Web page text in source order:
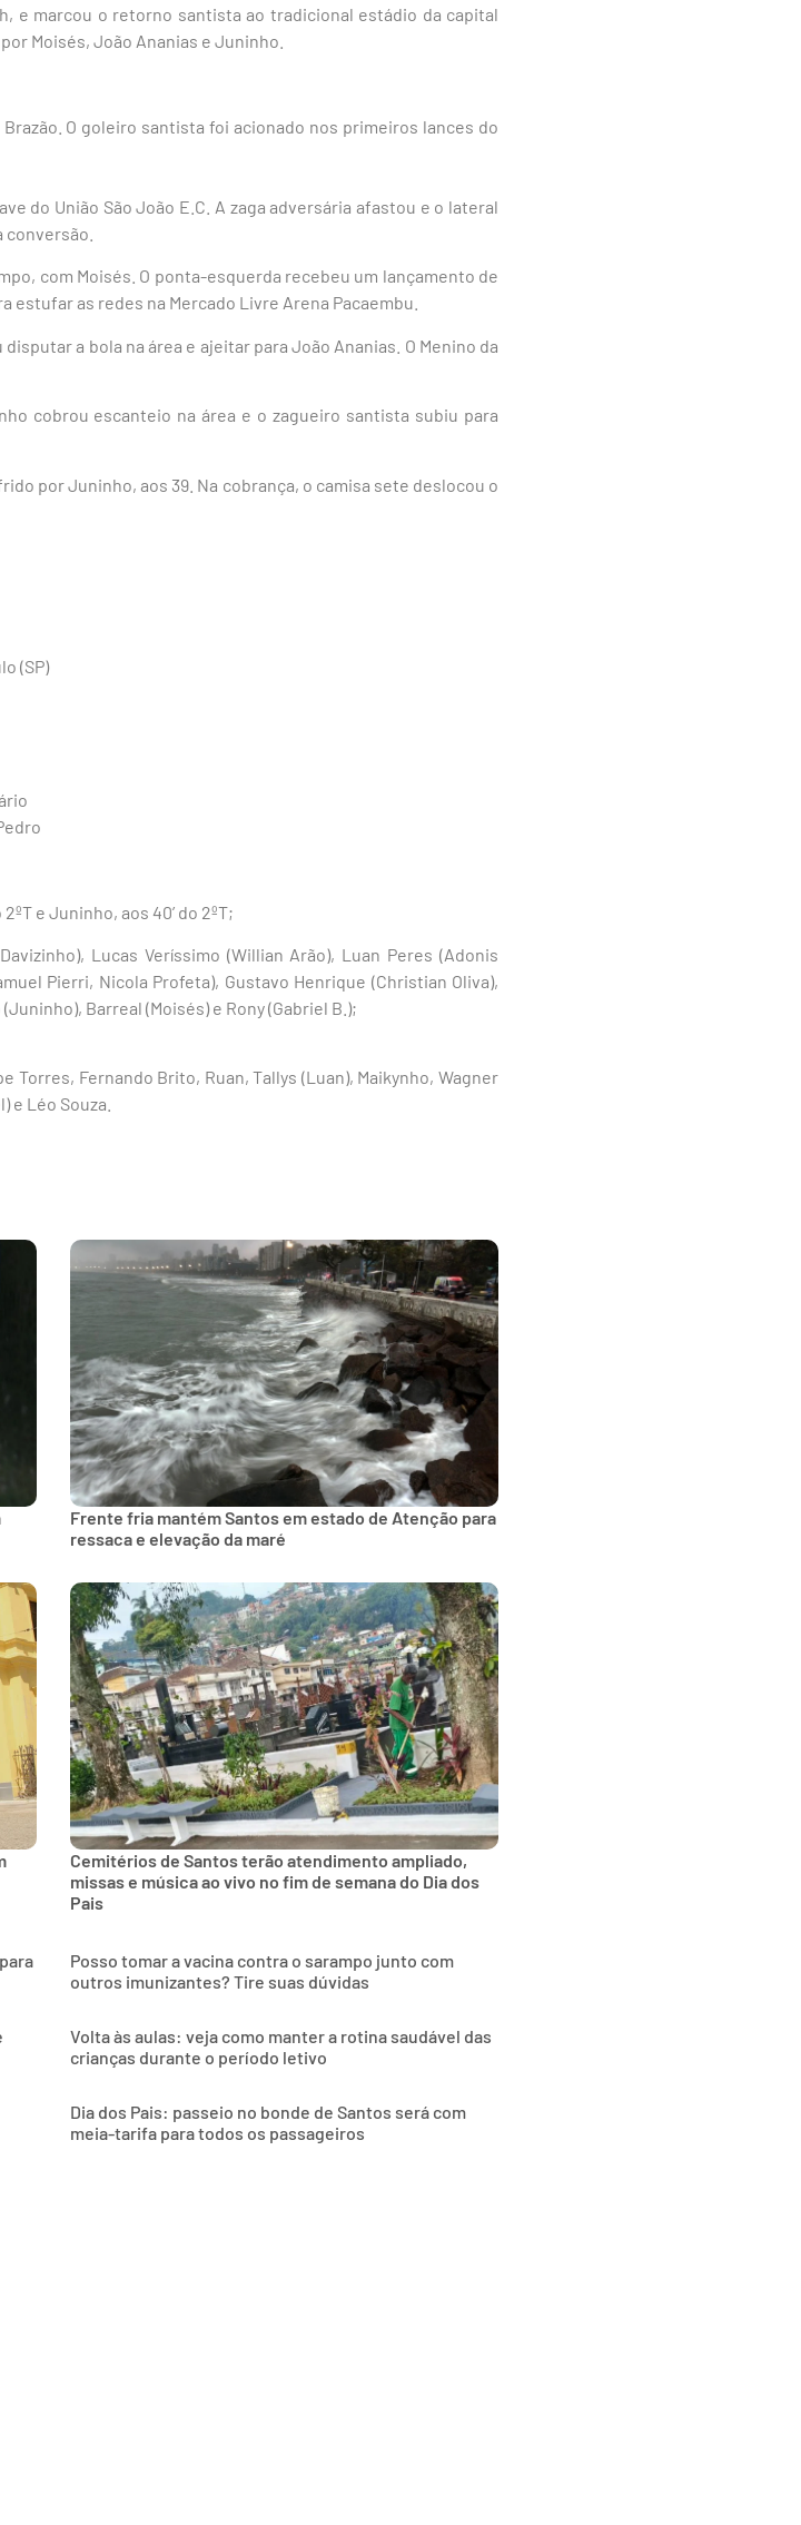
e marcou o retorno santista ao tradicional estádio da capital
Moisés, João Ananias e Juninho.
O goleiro santista foi acionado nos primeiros lances do
do União São João E.C. A zaga adversária afastou e o lateral
com Moisés. O ponta-esquerda recebeu um lançamento de
estufar as redes na Mercado Livre Arena Pacaembu.
a bola na área e ajeitar para João Ananias. O Menino da
cobrou escanteio na área e o zagueiro santista subiu para
por Juninho, aos 39. Na cobrança, o camisa sete deslocou o
(SP)
e Juninho, aos 40’ do 2ºT;
Lucas Veríssimo (Willian Arão), Luan Peres (Adonis
Pierri, Nicola Profeta), Gustavo Henrique (Christian Oliva),
Barreal (Moisés) e Rony (Gabriel B.);
Torres, Fernando Brito, Ruan, Tallys (Luan), Maikynho, Wagner
e Léo Souza.
Frente fria mantém Santos em estado de Atenção para
ressaca e elevação da maré
Cemitérios de Santos terão atendimento ampliado,
missas e música ao vivo no fim de semana do Dia dos
Pais
Posso tomar a vacina contra o sarampo junto com
outros imunizantes? Tire suas dúvidas
Volta às aulas: veja como manter a rotina saudável das
crianças durante o período letivo
Dia dos Pais: passeio no bonde de Santos será com
meia-tarifa para todos os passageiros